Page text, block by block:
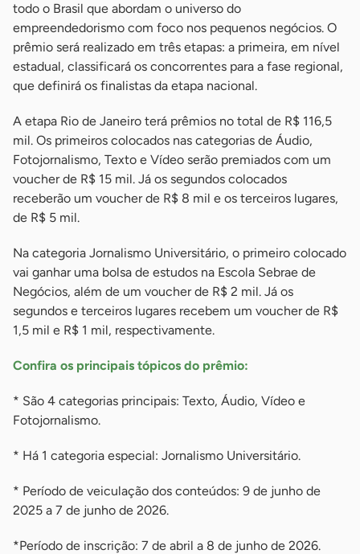
todo o Brasil que abordam o universo do
empreendedorismo com foco nos pequenos negócios. O
prêmio será realizado em três etapas: a primeira, em nível
estadual, classificará os concorrentes para a fase regional,
que definirá os finalistas da etapa nacional.
A etapa Rio de Janeiro terá prêmios no total de R$ 116,5
mil. Os primeiros colocados nas categorias de Áudio,
Fotojornalismo, Texto e Vídeo serão premiados com um
voucher de R$ 15 mil. Já os segundos colocados
receberão um voucher de R$ 8 mil e os terceiros lugares,
de R$ 5 mil.
Na categoria Jornalismo Universitário, o primeiro colocado
vai ganhar uma bolsa de estudos na Escola Sebrae de
Negócios, além de um voucher de R$ 2 mil. Já os
segundos e terceiros lugares recebem um voucher de R$
1,5 mil e R$ 1 mil, respectivamente.
Confira os principais tópicos do prêmio:
* São 4 categorias principais: Texto, Áudio, Vídeo e
Fotojornalismo.
* Há 1 categoria especial: Jornalismo Universitário.
* Período de veiculação dos conteúdos: 9 de junho de
2025 a 7 de junho de 2026.
*Período de inscrição: 7 de abril a 8 de junho de 2026.